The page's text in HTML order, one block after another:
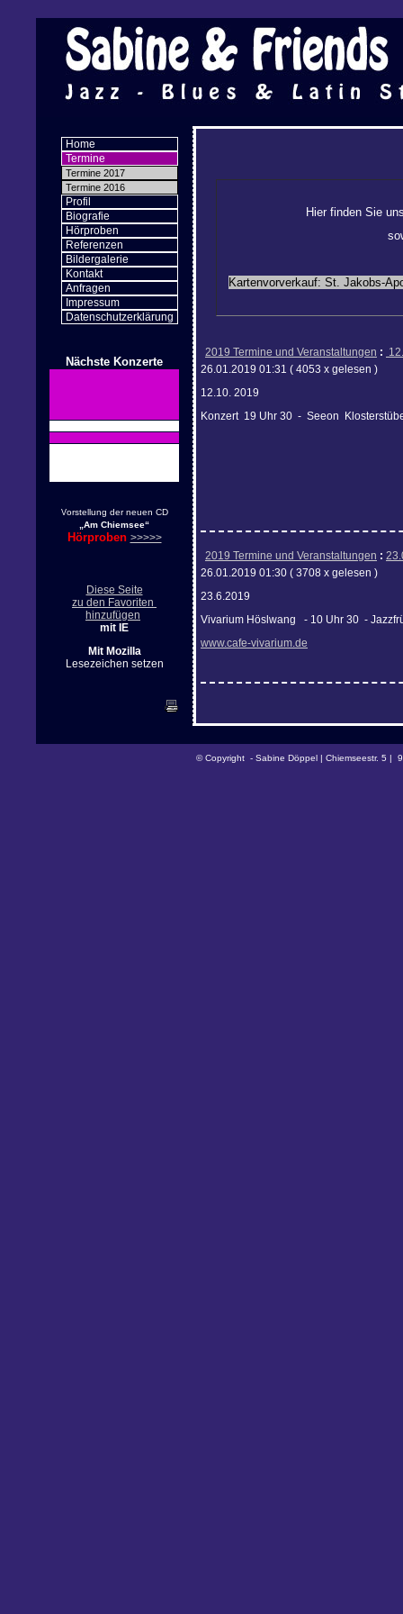
Home
Termine
Termine 2017
Termine 2016
Profil
Biografie
Hörproben
Referenzen
Bildergalerie
Kontakt
Anfragen
Impressum
Datenschutzerklärung
Nächste Konzerte
Vorstellung der neuen CD
„Am Chiemsee“
Hörproben >>>>>
Diese Seite
zu den Favoriten
hinzufügen
mit IE
Mit Mozilla
Lesezeichen setzen
Hier finden Sie
Kartenvorverkauf: St. Jakobs-
2019 Termine und Veranstaltungen :
26.01.2019 01:31 ( 4053 x gelesen )
12.10. 2019
Konzert 19 Uhr 30 - Seeon
2019 Termine und Veranstaltungen :
26.01.2019 01:30 ( 3708 x gelesen )
23.6.2019
Vivarium Höslwang - 10 Uhr 30 -
www.cafe-vivarium.de
© Copyright - Sabine Döppel | Chiemseestr. 5 |